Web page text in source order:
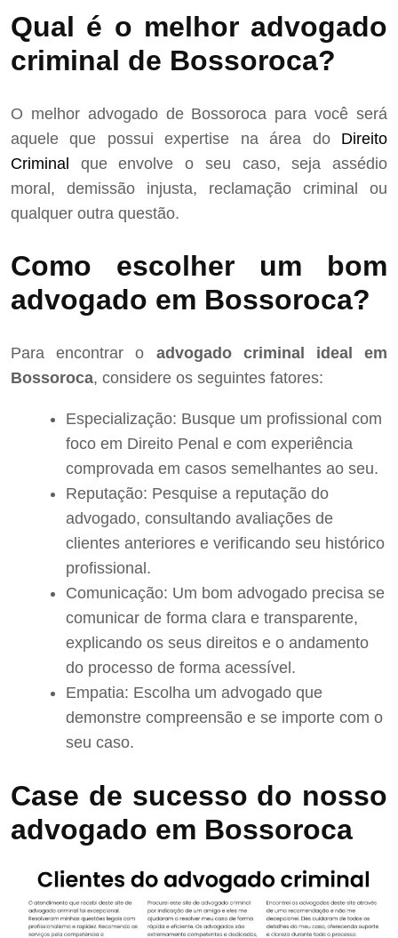
Qual é o melhor advogado
criminal de Bossoroca?
O melhor advogado de Bossoroca para você será
aquele que possui expertise na área do Direito
Criminal que envolve o seu caso, seja assédio
moral, demissão injusta, reclamação criminal ou
qualquer outra questão.
Como escolher um bom
advogado em Bossoroca?
Para encontrar o advogado criminal ideal em
Bossoroca, considere os seguintes fatores:
Especialização: Busque um profissional com
foco em Direito Penal e com experiência
comprovada em casos semelhantes ao seu.
Reputação: Pesquise a reputação do
advogado, consultando avaliações de
clientes anteriores e verificando seu histórico
profissional.
Comunicação: Um bom advogado precisa se
comunicar de forma clara e transparente,
explicando os seus direitos e o andamento
do processo de forma acessível.
Empatia: Escolha um advogado que
demonstre compreensão e se importe com o
seu caso.
Case de sucesso do nosso
advogado em Bossoroca